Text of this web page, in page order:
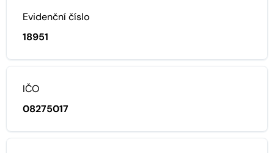
Evidenční číslo
18951
IČO
08275017